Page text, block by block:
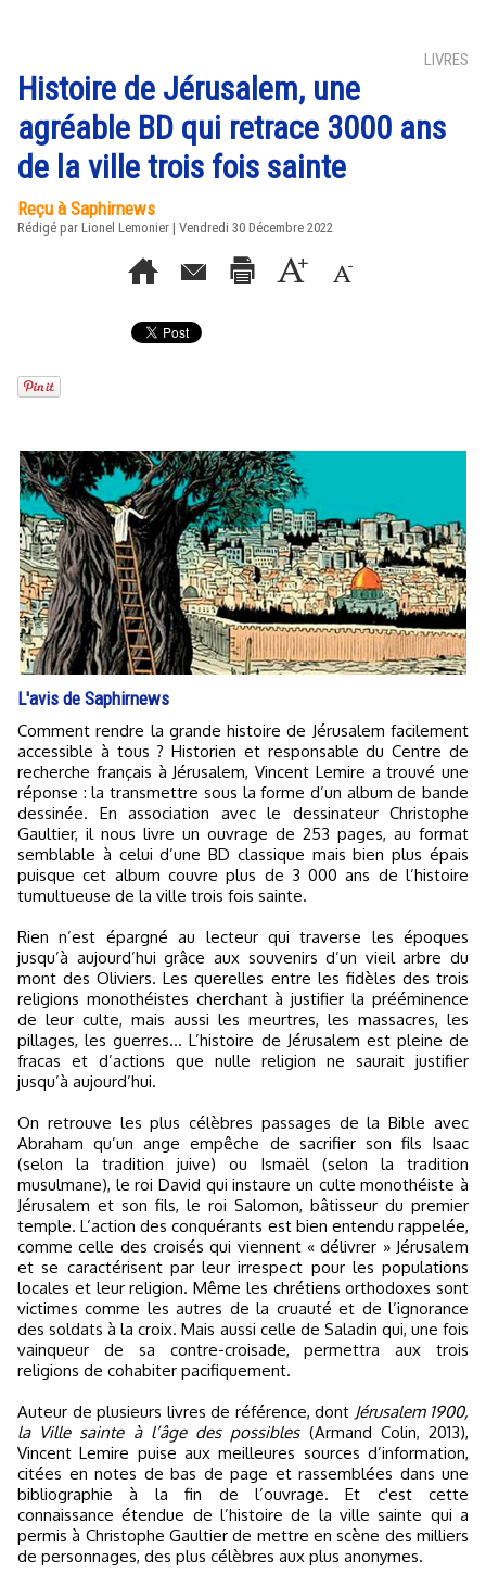
LIVRES
Histoire de Jérusalem, une
agréable BD qui retrace 3000 ans
de la ville trois fois sainte
Reçu à Saphirnews
Rédigé par Lionel Lemonier | Vendredi 30 Décembre 2022
L'avis de Saphirnews
Comment rendre la grande histoire de Jérusalem facilement
accessible à tous ? Historien et responsable du Centre de
recherche français à Jérusalem, Vincent Lemire a trouvé une
réponse : la transmettre sous la forme d’un album de bande
dessinée. En association avec le dessinateur Christophe
Gaultier, il nous livre un ouvrage de 253 pages, au format
semblable à celui d’une BD classique mais bien plus épais
puisque cet album couvre plus de 3 000 ans de l’histoire
tumultueuse de la ville trois fois sainte.
Rien n’est épargné au lecteur qui traverse les époques
jusqu’à aujourd’hui grâce aux souvenirs d’un vieil arbre du
mont des Oliviers. Les querelles entre les fidèles des trois
religions monothéistes cherchant à justifier la prééminence
de leur culte, mais aussi les meurtres, les massacres, les
pillages, les guerres… L’histoire de Jérusalem est pleine de
fracas et d’actions que nulle religion ne saurait justifier
jusqu’à aujourd’hui.
On retrouve les plus célèbres passages de la Bible avec
Abraham qu’un ange empêche de sacrifier son fils Isaac
(selon la tradition juive) ou Ismaël (selon la tradition
musulmane), le roi David qui instaure un culte monothéiste à
Jérusalem et son fils, le roi Salomon, bâtisseur du premier
temple. L’action des conquérants est bien entendu rappelée,
comme celle des croisés qui viennent « délivrer » Jérusalem
et se caractérisent par leur irrespect pour les populations
locales et leur religion. Même les chrétiens orthodoxes sont
victimes comme les autres de la cruauté et de l’ignorance
des soldats à la croix. Mais aussi celle de Saladin qui, une fois
vainqueur de sa contre-croisade, permettra aux trois
religions de cohabiter pacifiquement.
Auteur de plusieurs livres de référence, dont Jérusalem 1900,
la Ville sainte à l’âge des possibles(Armand Colin, 2013),
Vincent Lemire puise aux meilleures sources d’information,
citées en notes de bas de page et rassemblées dans une
bibliographie à la fin de l’ouvrage. Et c'est cette
connaissance étendue de l’histoire de la ville sainte qui a
permis à Christophe Gaultier de mettre en scène des milliers
de personnages, des plus célèbres aux plus anonymes.